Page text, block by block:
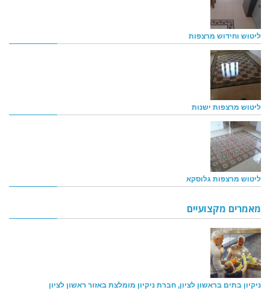
ליטוש וחידוש מרצפות
ליטוש מרצפות ישנות
ליטוש מרצפות גלוסקא
מאמרים מקצועיים
ניקיון בתים בראשון לציון, חברת ניקיון מומלצת באזור ראשון לציון